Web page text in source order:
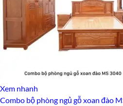
Xem nhanh
Combo bộ phòng ngủ gỗ xoan đào